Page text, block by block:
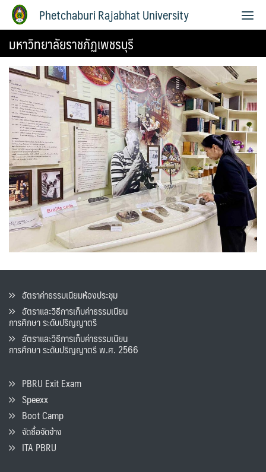
Phetchaburi Rajabhat University
มหาวิทยาลัยราชภัฏเพชรบุรี
อัตราค่าธรรมเนียมห้องประชุม
อัตราและวิธีการเก็บค่าธรรมเนียน
การศึกษา ระดับปริญญาตรี
อัตราและวิธีการเก็บค่าธรรมเนียน
การศึกษา ระดับปริญญาตรี พ.ศ. 2566
PBRU Exit Exam
Speexx
Boot Camp
จัดซื้อจัดจ้าง
ITA PBRU